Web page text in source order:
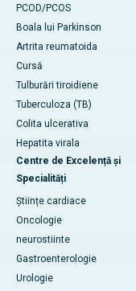
PCOD/PCOS
Boala lui Parkinson
Artrita reumatoida
Cursă
Tulburări tiroidiene
Tuberculoza (TB)
Colita ulcerativa
Hepatita virala
Centre de Excelență și
Specialități
Științe cardiace
Oncologie
neurostiinte
Gastroenterologie
Urologie